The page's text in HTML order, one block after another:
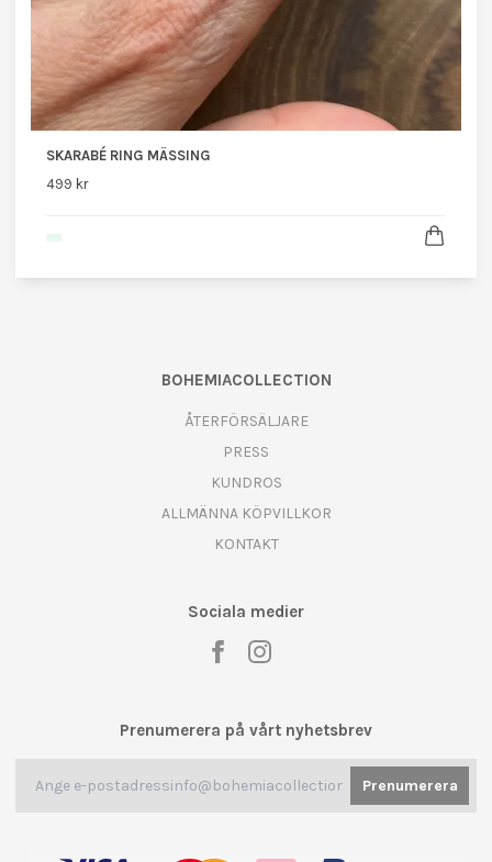
SKARABÉ RING MÄSSING
499 kr
BOHEMIACOLLECTION
ÅTERFÖRSÄLJARE
PRESS
KUNDROS
ALLMÄNNA KÖPVILLKOR
KONTAKT
Sociala medier
Prenumerera på vårt nyhetsbrev
Prenumerera